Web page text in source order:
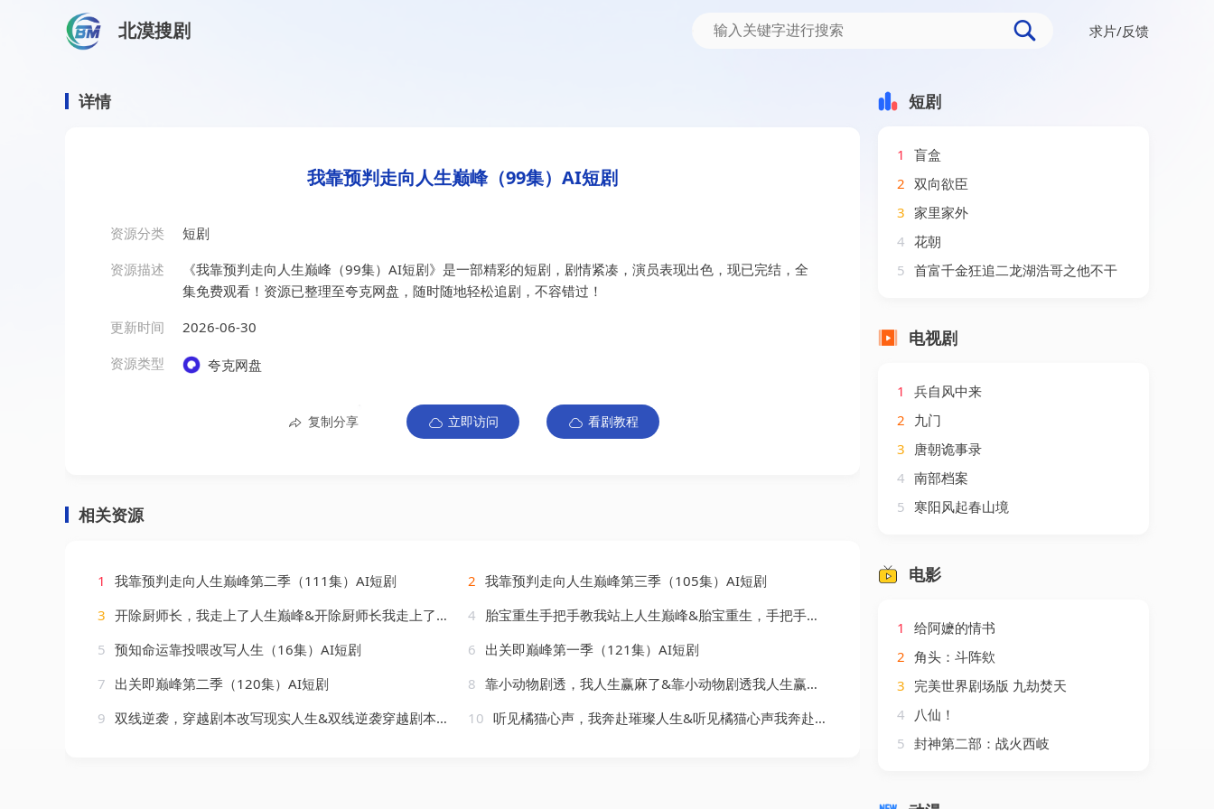
北漠搜剧 求片/反馈
详情
我靠预判走向人生巅峰（99集）AI短剧
资源分类
短剧
资源描述
《我靠预判走向人生巅峰（99集）AI短剧》是一部精彩的短剧，剧情紧凑，演员表现出色，现已完结，全
集免费观看！资源已整理至夸克网盘，随时随地轻松追剧，不容错过！
更新时间
2026-06-30
资源类型
夸克网盘
复制分享 立即访问 看剧教程
相关资源
1 我靠预判走向人生巅峰第二季（111集）AI短剧 2 我靠预判走向人生巅峰第三季（105集）AI短剧
3 开除厨师长，我走上了人生巅峰&开除厨师长我走上了人生巅峰（27集）AI短剧 4
胎宝重生手把手教我站上人生巅峰&胎宝重生，手把手教我站上人生巅峰（31集）Ai短剧
5 预知命运靠投喂改写人生（16集）AI短剧 6 出关即巅峰第一季（121集）AI短剧
7 出关即巅峰第二季（120集）AI短剧 8 靠小动物剧透，我人生赢麻了&靠小动物剧透我人生赢麻了（51集）AI短剧
9 双线逆袭，穿越剧本改写现实人生&双线逆袭穿越剧本改写现实人生（25集）AI短剧 10 听见橘猫心声，我奔赴璀璨人生&听见橘猫心声我奔赴璀璨人生（30集）AI短剧
短剧
1
盲盒
2 双向欲臣
3 家里家外
4 花朝
5 首富千金狂追二龙湖浩哥之他不干
电视剧
1
兵自风中来
2 九门
3 唐朝诡事录
4 南部档案
5 寒阳风起春山境
电影
1
给阿嬷的情书
2 角头：斗阵欸
3 完美世界剧场版 九劫焚天
4
八仙！
5 封神第二部：战火西岐